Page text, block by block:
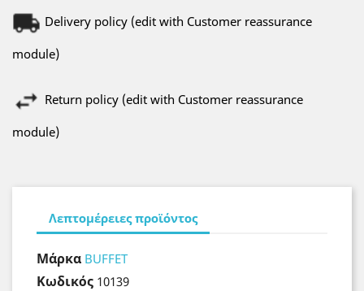
Delivery policy (edit with Customer reassurance
module)
Return policy (edit with Customer reassurance
module)
Λεπτομέρειες προϊόντος
Μάρκα BUFFET
Κωδικός 10139